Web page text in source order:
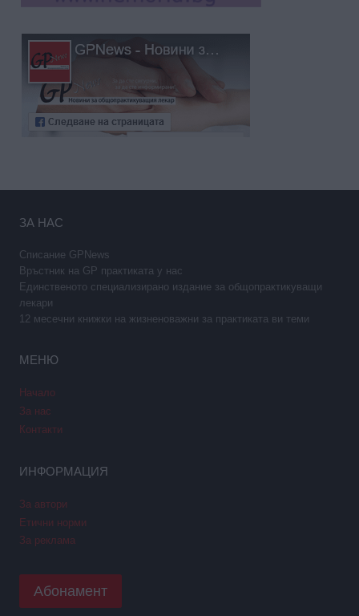
ЗА НАС
Списание GPNews
Връстник на GP практиката у нас
Единственото специализирано издание за общопрактикуващи
лекари
12 месечни книжки на жизненоважни за практиката ви теми
МЕНЮ
Начало
За нас
Контакти
ИНФОРМАЦИЯ
За автори
Етични норми
За реклама
Абонамент